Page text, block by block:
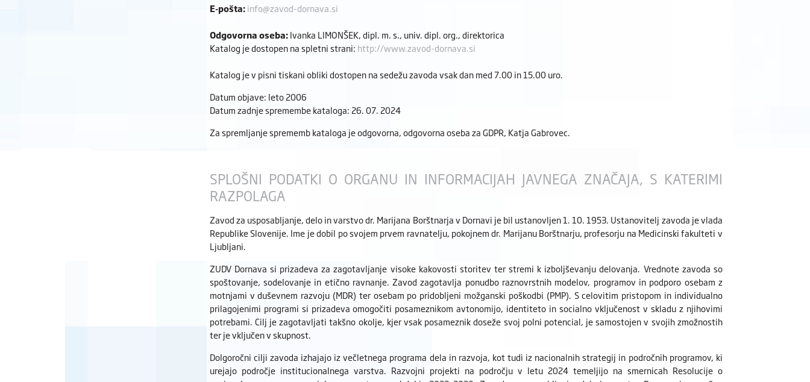
E-pošta: info@zavod-dornava.si
Odgovorna oseba:Ivanka LIMONŠEK, dipl. m. s., univ. dipl. org., direktorica
Katalog je dostopen na spletni strani: http://www.zavod-dornava.si
Katalog je v pisni tiskani obliki dostopen na sedežu zavoda vsak dan med 7.00 in 15.00 uro.
Datum objave: leto 2006
Datum zadnje spremembe kataloga: 26. 07. 2024
Za spremljanje sprememb kataloga je odgovorna, odgovorna oseba za GDPR, Katja Gabrovec.
SPLOŠNI PODATKI O ORGANU IN INFORMACIJAH JAVNEGA ZNAČAJA, S KATERIMI
RAZPOLAGA
Zavod za usposabljanje, delo in varstvo dr. Marijana Borštnarja v Dornavi je bil ustanovljen 1. 10. 1953. Ustanovitelj zavoda je vlada
Republike Slovenije. Ime je dobil po svojem prvem ravnatelju, pokojnem dr. Marijanu Borštnarju, profesorju na Medicinski fakulteti v
Ljubljani.
ZUDV Dornava si prizadeva za zagotavljanje visoke kakovosti storitev ter stremi k izboljševanju delovanja. Vrednote zavoda so
spoštovanje, sodelovanje in etično ravnanje. Zavod zagotavlja ponudbo raznovrstnih modelov, programov in podporo osebam z
motnjami v duševnem razvoju (MDR) ter osebam po pridobljeni možganski poškodbi (PMP). S celovitim pristopom in individualno
prilagojenimi programi si prizadeva omogočiti posameznikom avtonomijo, identiteto in socialno vključenost v skladu z njihovimi
potrebami. Cilj je zagotavljati takšno okolje, kjer vsak posameznik doseže svoj polni potencial, je samostojen v svojih zmožnostih
ter je vključen v skupnost.
Dolgoročni cilji zavoda izhajajo iz večletnega programa dela in razvoja, kot tudi iz nacionalnih strategij in področnih programov, ki
urejajo področje institucionalnega varstva. Razvojni projekti na področju v letu 2024 temeljijo na smernicah Resolucije o